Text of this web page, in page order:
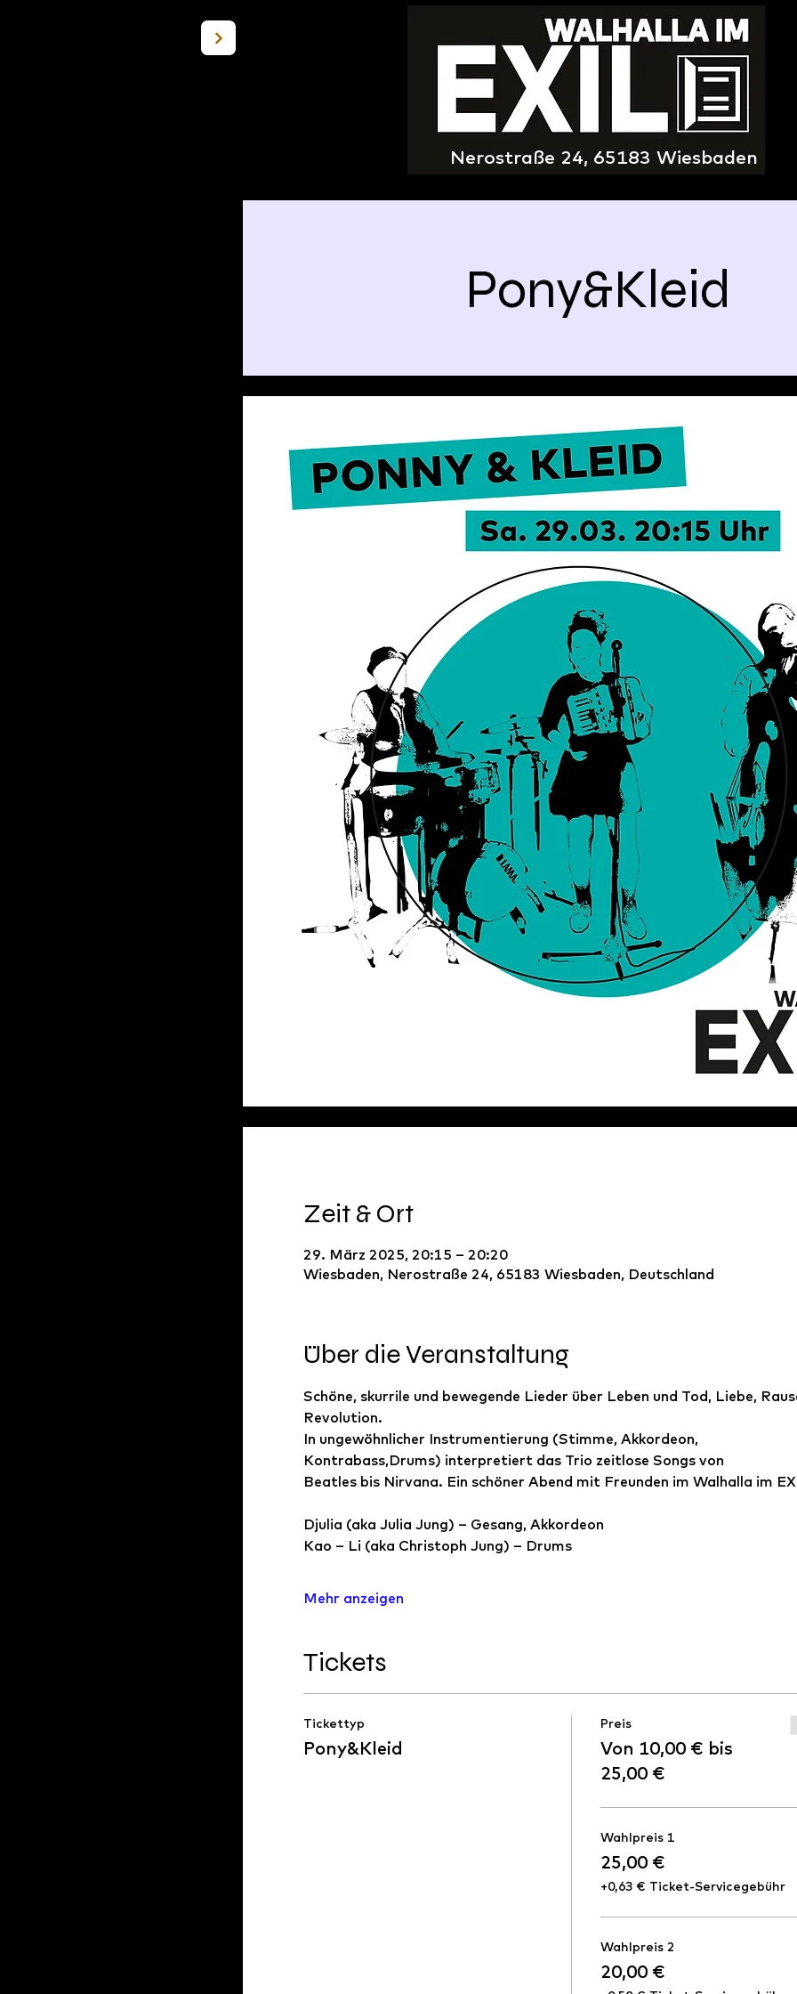
Nerostraße 24, 65183 Wiesbaden
Pony&Kleid
Zeit & Ort
29. März 2025, 20:15 – 20:20
Wiesbaden, Nerostraße 24, 65183 Wiesbaden, Deutschland
Über die Veranstaltung
Schöne, skurrile und bewegende Lieder über Leben und Tod, Liebe,
Revolution.
In ungewöhnlicher Instrumentierung (Stimme, Akkordeon,
Kontrabass,Drums) interpretiert das Trio zeitlose Songs von
Beatles bis Nirvana. Ein schöner Abend mit Freunden im Walhalla im
Djulia (aka Julia Jung) – Gesang, Akkordeon
Kao – Li (aka Christoph Jung) – Drums
Mehr anzeigen
Tickets
Tickettyp
Pony&Kleid
Preis
Von 10,00 € bis
25,00 €
Wahlpreis 1
25,00 €
+0,63 € Ticket-Servicegebühr
Wahlpreis 2
20,00 €